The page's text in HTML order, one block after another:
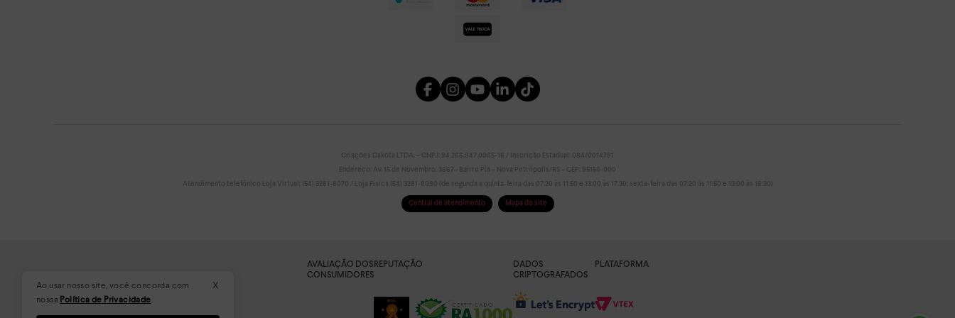
x
Ao usar nosso site, você concorda com
nossa Política de Privacidade.
Criações Dakota LTDA. – CNPJ: 94.266.947.0005-16 / Inscrição Estadual: 084/0014791
Endereço: Av. 15 de Novembro, 3667– Bairro Piá – Nova Petrópolis/RS – CEP: 95150-000
Atendimento telefônico Loja Virtual: (54) 3281-8070 / Loja Física (54) 3281-8090 (de segunda a quinta-feira das 07:20 às 11:50 e 13:00 às 17:30; sexta-feira das 07:20 às 11:50 e 13:00 às 16:30)
Central de atendimento Mapa do site
AVALIAÇÃO DOS
CONSUMIDORES
REPUTAÇÃO
DADOS
CRIPTOGRAFADOS
PLATAFORMA